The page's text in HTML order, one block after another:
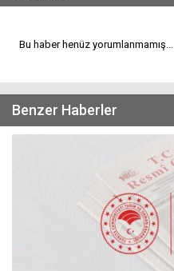
Bu haber henüz yorumlanmamış...
Benzer Haberler